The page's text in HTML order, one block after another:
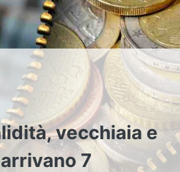
vecchiaia e
7